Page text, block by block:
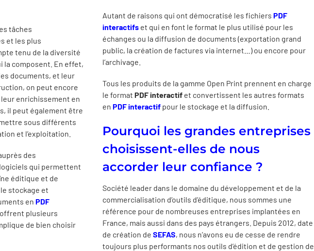
tâches
et les plus
tenu de la diversité
la composent. En effet,
documents, et leur
on peut encore
enrichissement en
il peut également être
sous différents
et l’exploitation.
des
qui permettent
éditique et de
stockage et
en PDF
plusieurs
de bien choisir
Autant de raisons qui ont démocratisé les fichiers PDF
interactifset qui en font le format le plus utilisé pour les
échanges ou la diffusion de documents (exportation grand
public, la création de factures via internet…) ou encore pour
l’archivage.
Tous les produits de la gamme Open Print prennent en charge
le format PDF interactif et convertissent les autres formats
en PDF interactifpour le stockage et la diffusion.
Pourquoi les grandes entreprises
choisissent-elles de nous
accorder leur confiance ?
Société leader dans le domaine du développement et de la
commercialisation d’outils d’éditique, nous sommes une
référence pour de nombreuses entreprises implantées en
France, mais aussi dans des pays étrangers. Depuis 2012, date
de création de SEFAS, nous n’avons eu de cesse de rendre
toujours plus performants nos outils d’édition et de gestion de